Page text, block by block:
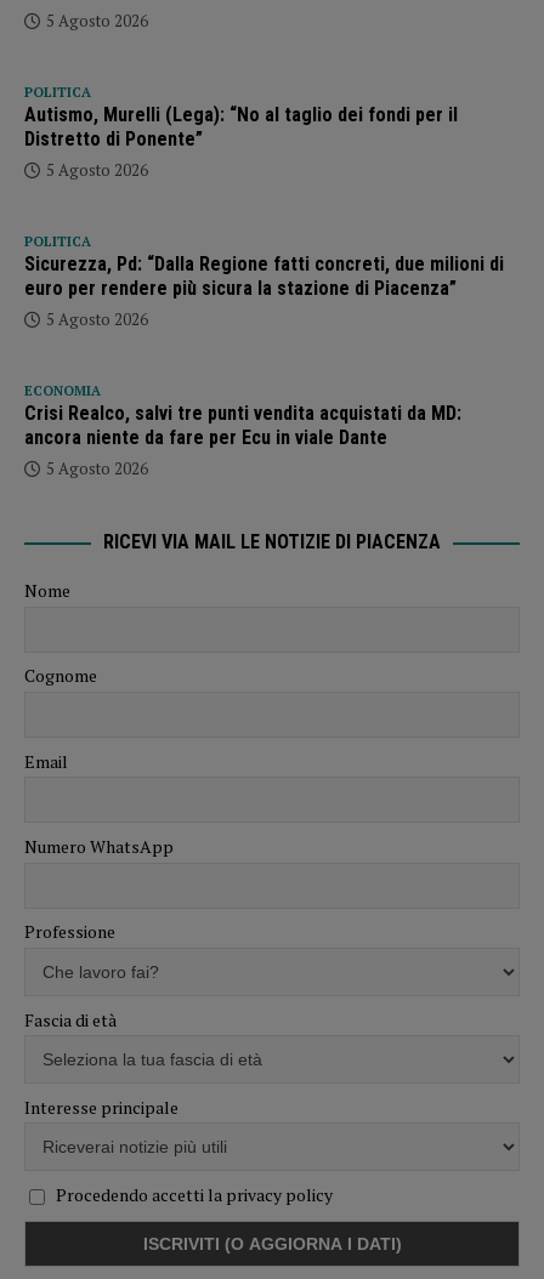
5 Agosto 2026
POLITICA
Autismo, Murelli (Lega): “No al taglio dei fondi per il
Distretto di Ponente”
5 Agosto 2026
POLITICA
Sicurezza, Pd: “Dalla Regione fatti concreti, due milioni di
euro per rendere più sicura la stazione di Piacenza”
5 Agosto 2026
ECONOMIA
Crisi Realco, salvi tre punti vendita acquistati da MD:
ancora niente da fare per Ecu in viale Dante
5 Agosto 2026
RICEVI VIA MAIL LE NOTIZIE DI PIACENZA
Nome
Cognome
Email
Numero WhatsApp
Professione
Fascia di età
Interesse principale
Procedendo accetti la privacy policy